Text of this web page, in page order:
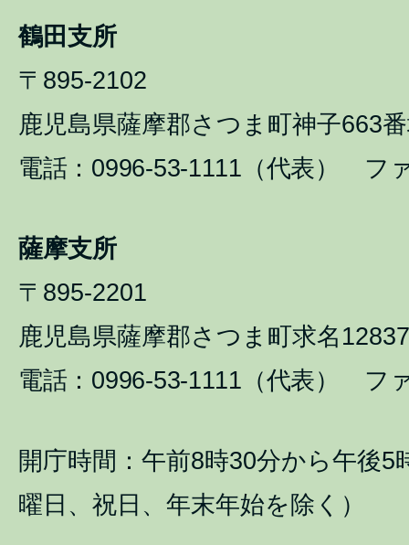
鶴田支所
〒895-2102
鹿児島県薩摩郡さつま町神子663
電話：0996-53-1111（代表） フ
薩摩支所
〒895-2201
鹿児島県薩摩郡さつま町求名
電話：0996-53-1111（代表） フ
開庁時間：午前8時30分から午後5
曜日、祝日、年末年始を除く）